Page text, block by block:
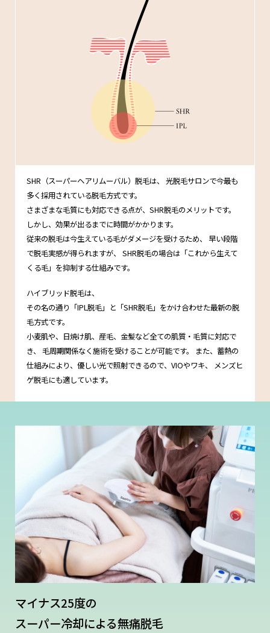
SHR（スーパーヘアリムーバル）脱毛は、
光脱毛サロンで今最も
多く採用されている脱毛方式です。
さまざまな毛質にも対応できる点が、SHR脱毛のメリットです。
しかし、効果が出るまでに時間がかかります。
従来の脱毛は今生えている毛がダメージを受けるため、
早い段階
で脱毛実感が得られますが、
SHR脱毛の場合は「これから生えて
くる毛」を抑制する仕組みです。
ハイブリッド脱毛は、
その名の通り「IPL脱毛」と「SHR脱毛」をかけ合わせた最新の脱
毛方式です。
小麦肌や、日焼け肌、産毛、金髪など全ての肌質・毛質に対応で
き、
毛周期関係なく施術を受けることが可能です。
また、蓄熱の
仕組みにより、優しい光で照射できるので、VIOやワキ、
メンズヒ
ゲ脱毛にも適しています。
マイナス25度の
スーパー冷却による無痛脱毛